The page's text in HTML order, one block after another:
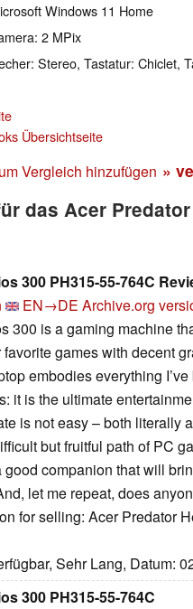
Windows 11 Home
2 MPix
Stereo, Tastatur: Chiclet,
Übersichtseite
Vergleich hinzufügen »
das Acer
300 PH315-55-764C
EN→DE Archive.org
300 is a gaming machine
games with decent
embodies everything
it is the ultimate
is not easy – both literally
but fruitful path of PC
companion that will
let me repeat, does
for selling: Acer Predator
Sehr Lang, Datum:
300 PH315-55-764C